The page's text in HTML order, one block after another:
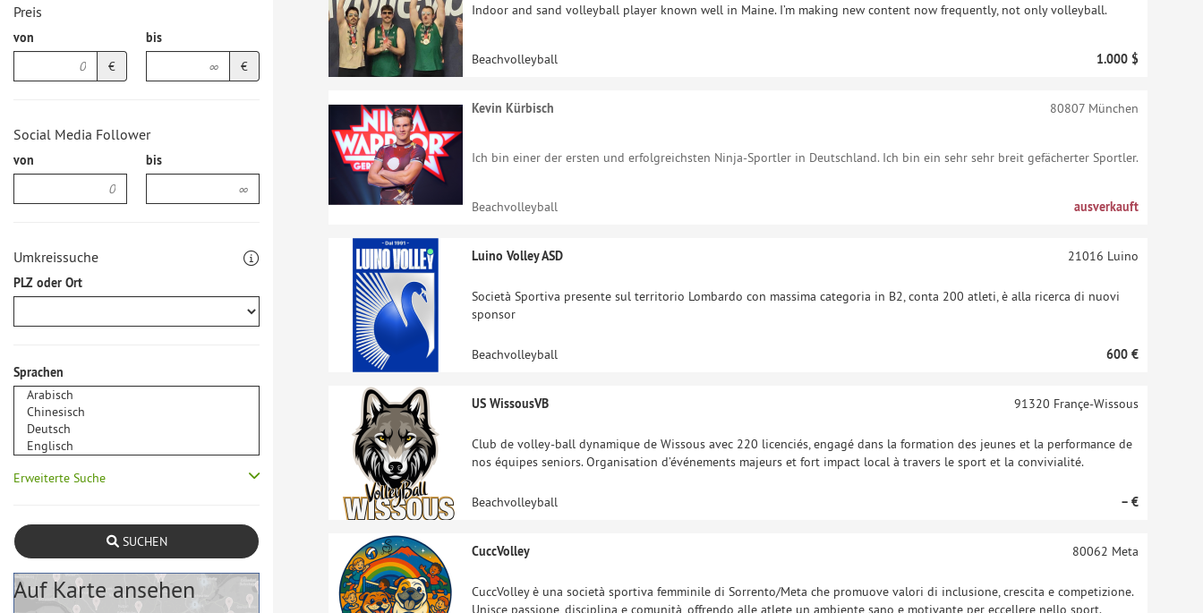
Preis
von
€
bis
€
Social Media Follower
von bis
Umkreissuche
PLZ oder Ort
Sprachen
Erweiterte Suche
SUCHEN
Auf Karte ansehen
Indoor and sand volleyball player known well in Maine. I’m making new content now frequently, not only volleyball.
Beachvolleyball 1.000 $
Kevin Kürbisch
Ich bin einer der ersten und erfolgreichsten Ninja-Sportler in Deutschland. Ich bin ein sehr sehr breit gefächerter Sportler.
80807München
Beachvolleyball ausverkauft
Luino Volley ASD
Società Sportiva presente sul territorio Lombardo con massima categoria in B2, conta 200 atleti, è alla ricerca di nuovi
sponsor
21016 Luino
Beachvolleyball 600 €
US WissousVB
Club de volley-ball dynamique de Wissous avec 220 licenciés, engagé dans la formation des jeunes et la performance de
nos équipes seniors. Organisation d’événements majeurs et fort impact local à travers le sport et la convivialité.
91320 Françe-Wissous
Beachvolleyball – €
CuccVolley
CuccVolley è una società sportiva femminile di Sorrento/Meta che promuove valori di inclusione, crescita e competizione.
Unisce passione, disciplina e comunità, offrendo alle atlete un ambiente sano e motivante per eccellere nello sport.
80062 Meta